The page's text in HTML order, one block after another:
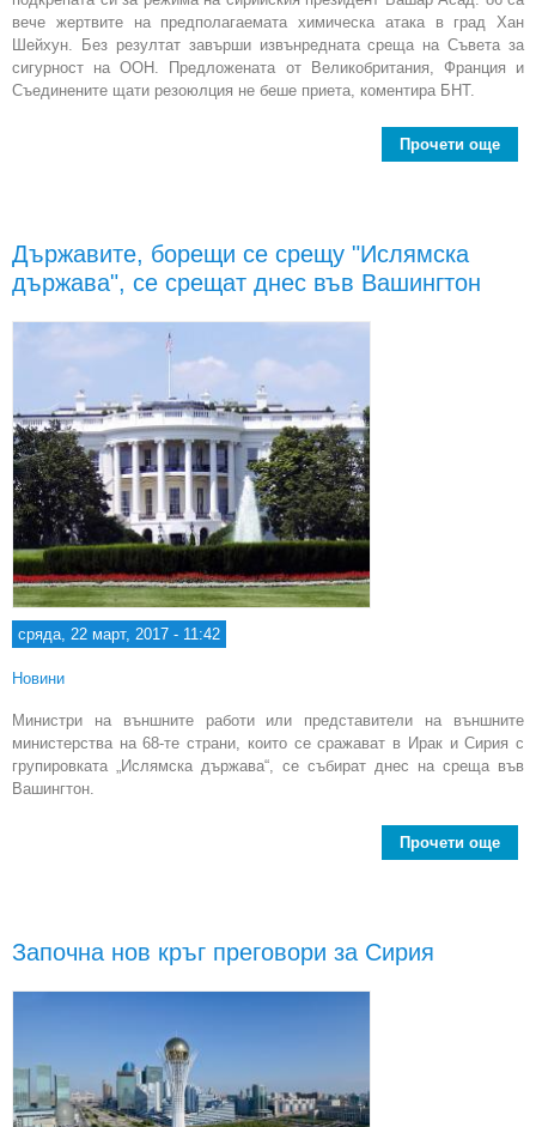
вече жертвите на предполагаемата химическа атака в град Хан
Шейхун. Без резултат завърши извънредната среща на Съвета за
сигурност на ООН. Предложената от Великобритания, Франция и
Съединените щати резоюлция не беше приета, коментира БНТ.
Прочети още
Държавите, борещи се срещу "Ислямска
държава", се срещат днес във Вашингтон
сряда, 22 март, 2017 - 11:42
Новини
Министри на външните работи или представители на външните
министерства на 68-те страни, които се сражават в Ирак и Сирия с
групировката „Ислямска държава“, се събират днес на среща във
Вашингтон.
Прочети още
Започна нов кръг преговори за Сирия